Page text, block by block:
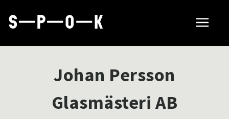
Så fungerar SPOK
Johan Persson
Glasmästeri AB